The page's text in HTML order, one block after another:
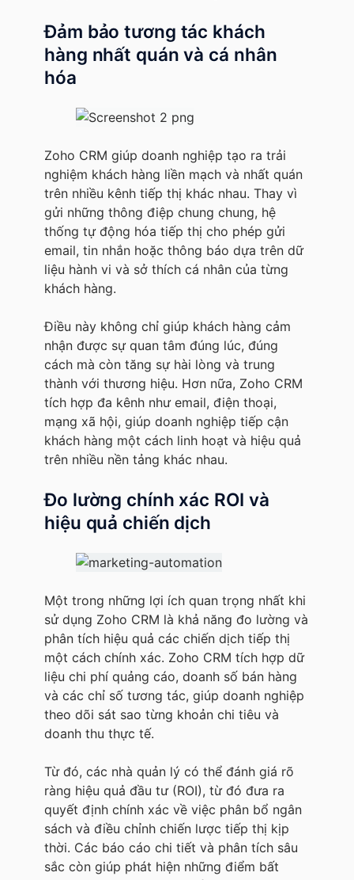
Đảm bảo tương tác khách
hàng nhất quán và cá nhân
hóa
Zoho CRM giúp doanh nghiệp tạo ra trải
nghiệm khách hàng liền mạch và nhất quán
trên nhiều kênh tiếp thị khác nhau. Thay vì
gửi những thông điệp chung chung, hệ
thống tự động hóa tiếp thị cho phép gửi
email, tin nhắn hoặc thông báo dựa trên dữ
liệu hành vi và sở thích cá nhân của từng
khách hàng.
Điều này không chỉ giúp khách hàng cảm
nhận được sự quan tâm đúng lúc, đúng
cách mà còn tăng sự hài lòng và trung
thành với thương hiệu. Hơn nữa, Zoho CRM
tích hợp đa kênh như email, điện thoại,
mạng xã hội, giúp doanh nghiệp tiếp cận
khách hàng một cách linh hoạt và hiệu quả
trên nhiều nền tảng khác nhau.
Đo lường chính xác ROI và
hiệu quả chiến dịch
Một trong những lợi ích quan trọng nhất khi
sử dụng Zoho CRM là khả năng đo lường và
phân tích hiệu quả các chiến dịch tiếp thị
một cách chính xác. Zoho CRM tích hợp dữ
liệu chi phí quảng cáo, doanh số bán hàng
và các chỉ số tương tác, giúp doanh nghiệp
theo dõi sát sao từng khoản chi tiêu và
doanh thu thực tế.
Từ đó, các nhà quản lý có thể đánh giá rõ
ràng hiệu quả đầu tư (ROI), từ đó đưa ra
quyết định chính xác về việc phân bổ ngân
sách và điều chỉnh chiến lược tiếp thị kịp
thời. Các báo cáo chi tiết và phân tích sâu
sắc còn giúp phát hiện những điểm bất